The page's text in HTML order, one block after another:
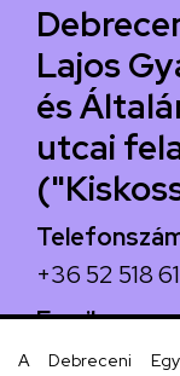
Lajos
és
utcai
+36 52 518
Email
A Debreceni